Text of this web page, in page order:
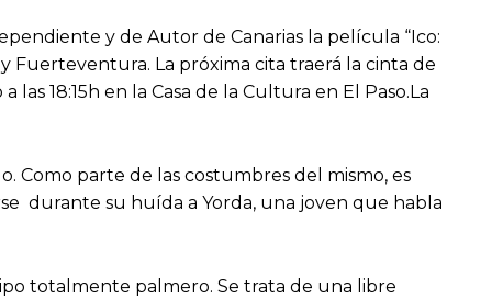
y de Autor de Canarias la película “Ico:
Fuerteventura. La próxima cita traerá la cinta de
18:15h en la Casa de la Cultura en El Paso.La
Como parte de las costumbres del mismo, es
durante su huída a Yorda, una joven que habla
totalmente palmero. Se trata de una libre